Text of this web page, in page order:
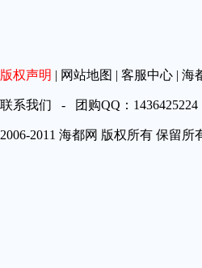
版权声明 | 网站地图 | 客服中心 | 海
联系我们 - 团购QQ：1436425224
2006-2011 海都网 版权所有 保留所